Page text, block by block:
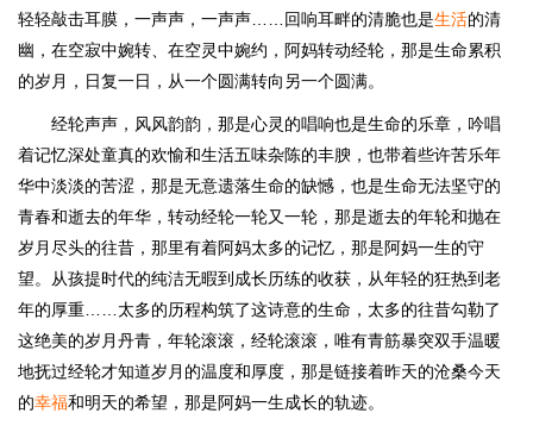
轻轻敲击耳膜，一声声，一声声……回响耳畔的清脆也是生活的清
幽，在空寂中婉转、在空灵中婉约，阿妈转动经轮，那是生命累积
的岁月，日复一日，从一个圆满转向另一个圆满。
经轮声声，风风韵韵，那是心灵的唱响也是生命的乐章，吟唱
着记忆深处童真的欢愉和生活五味杂陈的丰腴，也带着些许苦乐年
华中淡淡的苦涩，那是无意遗落生命的缺憾，也是生命无法坚守的
青春和逝去的年华，转动经轮一轮又一轮，那是逝去的年轮和抛在
岁月尽头的往昔，那里有着阿妈太多的记忆，那是阿妈一生的守
望。从孩提时代的纯洁无暇到成长历练的收获，从年轻的狂热到老
年的厚重……太多的历程构筑了这诗意的生命，太多的往昔勾勒了
这绝美的岁月丹青，年轮滚滚，经轮滚滚，唯有青筋暴突双手温暖
地抚过经轮才知道岁月的温度和厚度，那是链接着昨天的沧桑今天
的幸福和明天的希望，那是阿妈一生成长的轨迹。